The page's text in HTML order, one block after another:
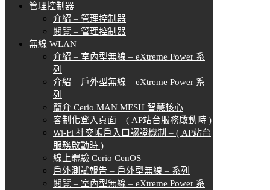
管理控制器
介紹 – 管理控制器
閱覽 – 管理控制器
無線 WLAN
介紹 – 室內型無線 – eXtreme Power 系
列
介紹 – 戶外型無線 – eXtreme Power 系
列
簡介 Cerio MAN MESH 智慧核心
客制化登入頁面 – ( AP站台服務啟動時 )
Wi-Fi 社交帳戶入口認證機制 – ( AP站台
服務啟動時 )
線上體驗 Cerio CenOS
戶外測試報告 – 戶外型無線 – 系列
閱覽 – 室內型無線 – eXtreme Power 系